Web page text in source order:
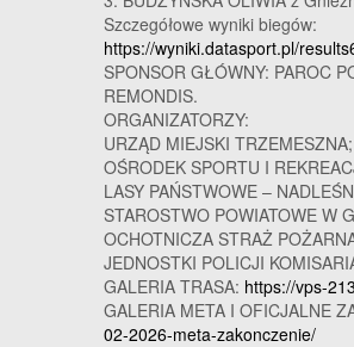
Szczegółowe wyniki biegów:
https://wyniki.datasport.pl/
SPONSOR GŁÓWNY: PAROC
REMONDIS.
ORGANIZATORZY:
URZĄD MIEJSKI TRZEMESZNA;
OŚRODEK SPORTU I
LASY PAŃSTWOWE –
STAROSTWO POWIATOWE W
OCHOTNICZA STRAŻ
JEDNOSTKI POLICJI
GALERIA TRASA: https://vps-
GALERIA META I OFICJALNE
02-2026-meta-zakonczenie/